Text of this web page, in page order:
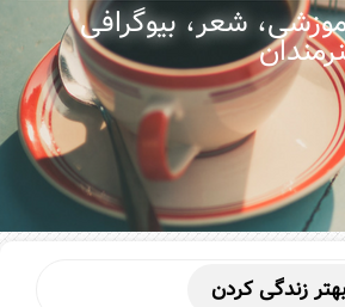
شعر، بیوگرافی
زندگی کردن